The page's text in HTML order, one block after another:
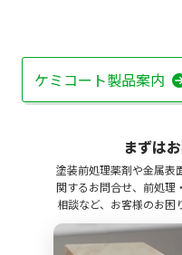
ケミコート製品案内
まずは
塗装前処理薬剤や金属表
関するお問合せ、前処理
相談など、お客様のお困